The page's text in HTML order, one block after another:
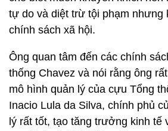
tự do và diệt trừ tội phạm nhưng
chính sách xã hội.
Ông quan tâm đến các chính
thống Chavez và nói rằng ông
mô hình quản lý của cựu Tổng
Inacio Lula da Silva, chính phủ
lý rất tốt, tạo tăng trưởng kinh tế